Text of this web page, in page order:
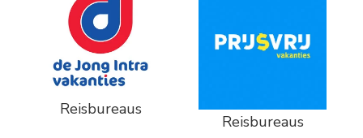
Reisbureaus
Reisbureaus